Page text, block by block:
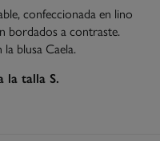
confeccionada en lino
bordados a contraste.
blusa Caela.
la talla S.